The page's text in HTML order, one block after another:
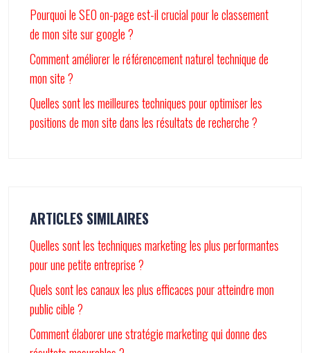
Pourquoi le SEO on-page est-il crucial pour le classement
de mon site sur google ?
Comment améliorer le référencement naturel technique de
mon site ?
Quelles sont les meilleures techniques pour optimiser les
positions de mon site dans les résultats de recherche ?
ARTICLES SIMILAIRES
Quelles sont les techniques marketing les plus performantes
pour une petite entreprise ?
Quels sont les canaux les plus efficaces pour atteindre mon
public cible ?
Comment élaborer une stratégie marketing qui donne des